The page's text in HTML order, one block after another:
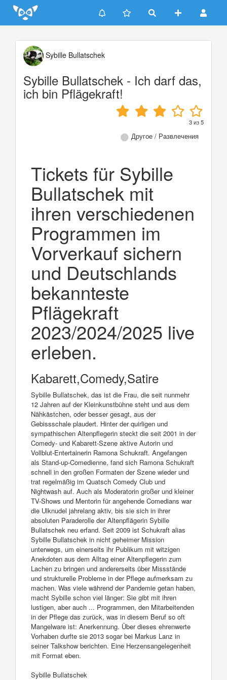
Update cookies preferences
Sybille Bullatschek
Sybille Bullatschek - Ich darf das,
ich bin Pflägekraft!
3из5
Другое / Развлечения
Tickets für Sybille
Bullatschek mit
ihren verschiedenen
Programmen im
Vorverkauf sichern
und Deutschlands
bekannteste
Pflägekraft
2023/2024/2025 live
erleben.
Kabarett,Comedy,Satire
Sybille Bullatschek, das ist die Frau, die seit nunmehr
12 Jahren auf der Kleinkunstbühne steht und aus dem
Nähkästchen, oder besser gesagt, aus der
Gebissschale plaudert. Hinter der quirligen und
sympathischen Altenpflegerin steckt die seit 2001 in der
Comedy- und Kabarett-Szene aktive Autorin und
Vollblut-Entertainerin Ramona Schukraft. Angefangen
als Stand-up-Comedienne, fand sich Ramona Schukraft
schnell in den großen Formaten der Szene wieder und
trat regelmäßig im Quatsch Comedy Club und
Nightwash auf. Auch als Moderatorin großer und kleiner
TV-Shows und Mentorin für angehende Comedians war
die Ulknudel jahrelang aktiv, bis sie sich in ihrer
absoluten Paraderolle der Altenpflägerin Sybille
Bullatschek neu erfand. Seit 2009 ist Schukraft alias
Sybille Bullatschek in nicht geheimer Mission
unterwegs, um einerseits ihr Publikum mit witzigen
Anekdoten aus dem Alltag einer Altenpflegerin zum
Lachen zu bringen und andererseits über Missstände
und strukturelle Probleme in der Pflege aufmerksam zu
machen. Was viele während der Pandemie getan haben,
macht Sybille schon viel länger: Sie gibt mit ihren
lustigen, aber auch ... Programmen, den Mitarbeitenden
in der Pflege das zurück, was in diesem Beruf so oft
Mangelware ist: Anerkennung. Über dieses ehrenwerte
Vorhaben durfte sie 2013 sogar bei Markus Lanz in
seiner Talkshow berichten. Eine Herzensangelegenheit
mit Format eben.
Sybille Bullatschek